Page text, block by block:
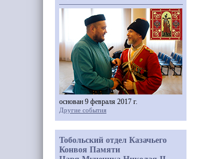
основан 9 февраля 2017 г.
Другие события
Тобольский отдел Казачьего
Конвоя Памяти